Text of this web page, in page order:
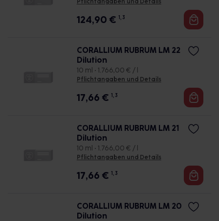
Pflichtangaben und Details
124,90 € 1, 3
CORALLIUM RUBRUM LM 22
Dilution
10 ml • 1.766,00 € / l
Pflichtangaben und Details
17,66 € 1, 3
CORALLIUM RUBRUM LM 21
Dilution
10 ml • 1.766,00 € / l
Pflichtangaben und Details
17,66 € 1, 3
CORALLIUM RUBRUM LM 20
Dilution